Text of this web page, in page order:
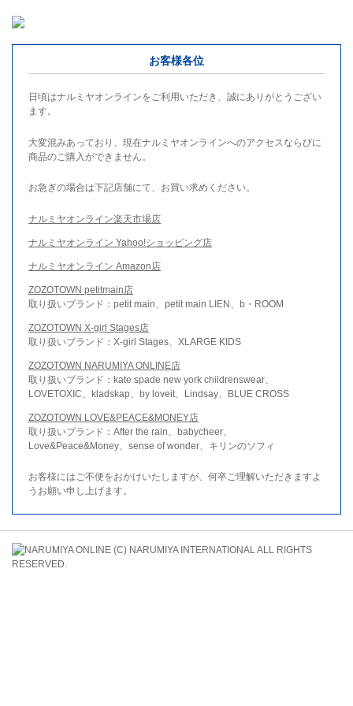
お客様各位
日頃はナルミヤオンラインをご利用いただき、誠にありがとうござい
ます。
大変混みあっており、現在ナルミヤオンラインへのアクセスならびに
商品のご購入ができません。
お急ぎの場合は下記店舗にて、お買い求めください。
ナルミヤオンライン楽天市場店
ナルミヤオンライン Yahoo!ショッピング店
ナルミヤオンライン Amazon店
ZOZOTOWN petitmain店
取り扱いブランド：petit main、petit main LIEN、b・ROOM
ZOZOTOWN X-girl Stages店
取り扱いブランド：X-girl Stages、XLARGE KIDS
ZOZOTOWN NARUMIYA ONLINE店
取り扱いブランド：kate spade new york childrenswear、
LOVETOXIC、kladskap、by loveit、Lindsay、BLUE CROSS
ZOZOTOWN LOVE&PEACE&MONEY店
取り扱いブランド：After the rain、babycheer、
Love&Peace&Money、sense of wonder、キリンのソフィ
お客様にはご不便をおかけいたしますが、何卒ご理解いただきますよ
うお願い申し上げます。